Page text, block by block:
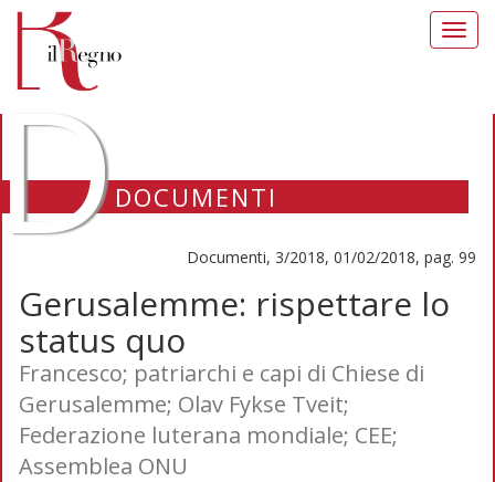
DOCUMENTI
Documenti, 3/2018, 01/02/2018, pag. 99
Gerusalemme: rispettare lo
status quo
Francesco; patriarchi e capi di Chiese di
Gerusalemme; Olav Fykse Tveit;
Federazione luterana mondiale; CEE;
Assemblea ONU